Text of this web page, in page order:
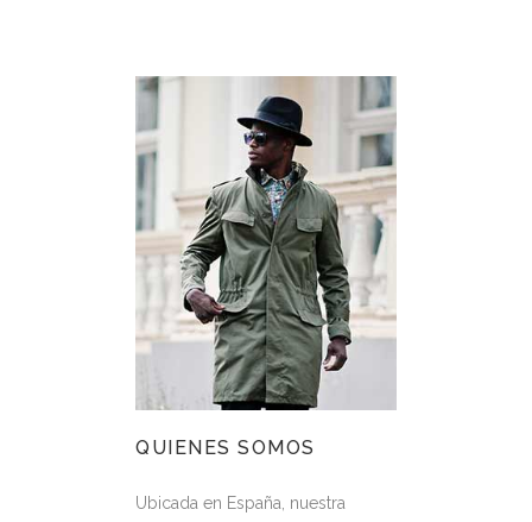
QUIENES SOMOS
Ubicada en España, nuestra